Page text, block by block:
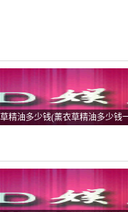
精油多少钱(薰衣草精油多少钱